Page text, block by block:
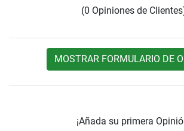
(0 Opiniones de
MOSTRAR FORMULARIO DE
¡Añada su primera